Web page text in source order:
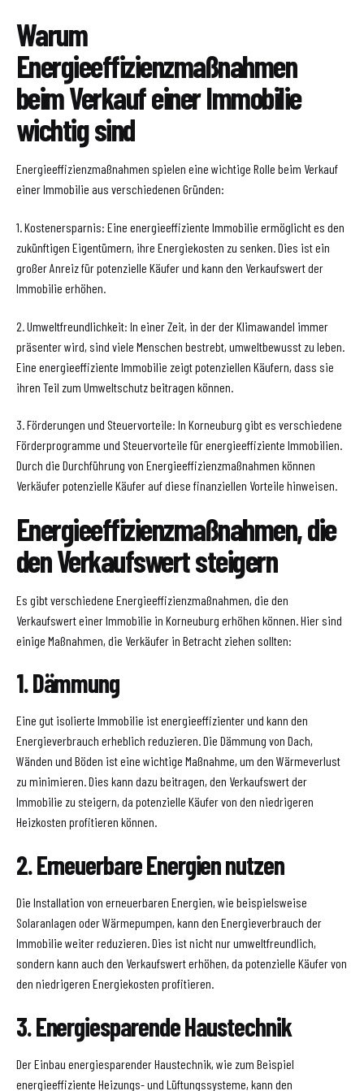
Warum
Energieeffizienzmaßnahmen
beim Verkauf einer Immobilie
wichtig sind
Energieeffizienzmaßnahmen spielen eine wichtige Rolle beim Verkauf
einer Immobilie aus verschiedenen Gründen:
1. Kostenersparnis: Eine energieeffiziente Immobilie ermöglicht es den
zukünftigen Eigentümern, ihre Energiekosten zu senken. Dies ist ein
großer Anreiz für potenzielle Käufer und kann den Verkaufswert der
Immobilie erhöhen.
2. Umweltfreundlichkeit: In einer Zeit, in der der Klimawandel immer
präsenter wird, sind viele Menschen bestrebt, umweltbewusst zu leben.
Eine energieeffiziente Immobilie zeigt potenziellen Käufern, dass sie
ihren Teil zum Umweltschutz beitragen können.
3. Förderungen und Steuervorteile: In Korneuburg gibt es verschiedene
Förderprogramme und Steuervorteile für energieeffiziente Immobilien.
Durch die Durchführung von Energieeffizienzmaßnahmen können
Verkäufer potenzielle Käufer auf diese finanziellen Vorteile hinweisen.
Energieeffizienzmaßnahmen, die
den Verkaufswert steigern
Es gibt verschiedene Energieeffizienzmaßnahmen, die den
Verkaufswert einer Immobilie in Korneuburg erhöhen können. Hier sind
einige Maßnahmen, die Verkäufer in Betracht ziehen sollten:
1. Dämmung
Eine gut isolierte Immobilie ist energieeffizienter und kann den
Energieverbrauch erheblich reduzieren. Die Dämmung von Dach,
Wänden und Böden ist eine wichtige Maßnahme, um den Wärmeverlust
zu minimieren. Dies kann dazu beitragen, den Verkaufswert der
Immobilie zu steigern, da potenzielle Käufer von den niedrigeren
Heizkosten profitieren können.
2. Erneuerbare Energien nutzen
Die Installation von erneuerbaren Energien, wie beispielsweise
Solaranlagen oder Wärmepumpen, kann den Energieverbrauch der
Immobilie weiter reduzieren. Dies ist nicht nur umweltfreundlich,
sondern kann auch den Verkaufswert erhöhen, da potenzielle Käufer von
den niedrigeren Energiekosten profitieren.
3. Energiesparende Haustechnik
Der Einbau energiesparender Haustechnik, wie zum Beispiel
energieeffiziente Heizungs- und Lüftungssysteme, kann den